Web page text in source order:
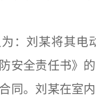
刘某将其电
安全责任书》
合同。刘某在室